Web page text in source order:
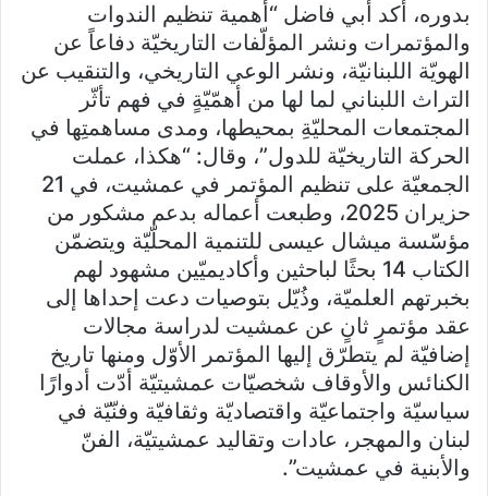
بدوره، أكد أبي فاضل “أهمية تنظيم الندوات
والمؤتمرات ونشر المؤلّفات التاريخيّة دفاعاً عن
الهويّة اللبنانيّة، ونشر الوعي التاريخي، والتنقيب عن
التراث اللبناني لما لها من أهمّيّةٍ في فهم تأثّر
المجتمعات المحليّةِ بمحيطها، ومدى مساهمتِها في
الحركة التاريخيّة للدول”، وقال: “هكذا، عملت
الجمعيّة على تنظيم المؤتمر في عمشيت، في 21
حزيران 2025، وطبعت أعماله بدعم مشكور من
مؤسّسة ميشال عيسى للتنمية المحلّيّة ويتضمّن
الكتاب 14 بحثًا لباحثين وأكاديميّين مشهود لهم
بخبرتهم العلميّة، وذُيّل بتوصيات دعت إحداها إلى
عقد مؤتمرٍ ثانٍ عن عمشيت لدراسة مجالات
إضافيّة لم يتطرّق إليها المؤتمر الأوّل ومنها تاريخ
الكنائس والأوقاف شخصيّات عمشيتيّة أدّت أدوارًا
سياسيّة واجتماعيّة واقتصاديّة وثقافيّة وفنّيّة في
لبنان والمهجر، عادات وتقاليد عمشيتيّة، الفنّ
والأبنية في عمشيت”.